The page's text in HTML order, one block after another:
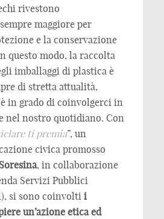
rivestono
maggiore per
e la conservazione
questo modo, la raccolta
imballaggi di plastica è
di stretta attualità,
in grado di coinvolgerci in
nel nostro quotidiano. Con
ti premia”, un
civica promosso
, in collaborazione
Servizi Pubblici
si sono coinvolti i
un’azione etica ed